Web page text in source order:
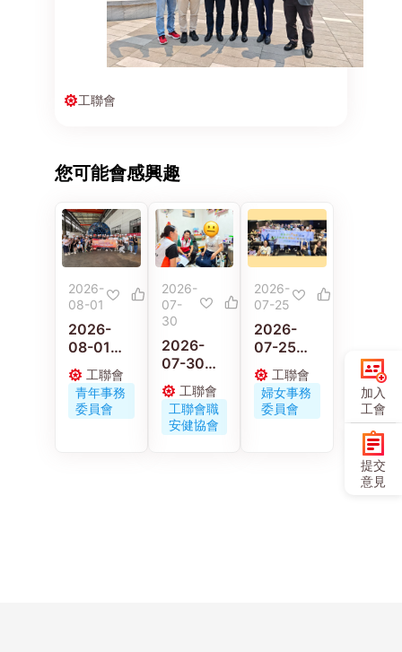
工聯會
您可能會感興趣
2026-
08-01
2026-
08-01
工聯青年
義工走進
佛山 感受
嶺南工藝
工聯會
青年事務
委員會
2026-
07-
30
2026-
07-30
工聯職安
健協會連
同區議員
古偉冰探
工聯會
工聯會職
安健協會
2026-
07-25
2026-
07-25
工聯會婦
女事務委
員會舉辦
《小蟲蟲
工聯會
婦女事務
委員會
加入
工會
提交
意見